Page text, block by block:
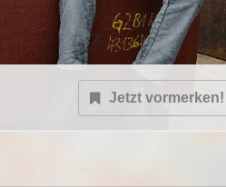
Jetzt vormerken!